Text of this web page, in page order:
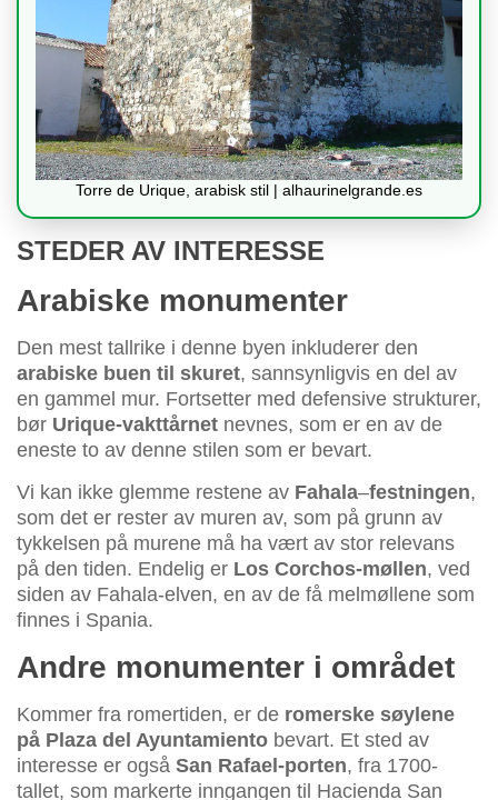
Torre de Urique, arabisk stil | alhaurinelgrande.es
STEDER AV INTERESSE
Arabiske monumenter
Den mest tallrike i denne byen inkluderer den
arabiske buen til skuret, sannsynligvis en del av
en gammel mur. Fortsetter med defensive strukturer,
bør Urique-vakttårnet nevnes, som er en av de
eneste to av denne stilen som er bevart.
Vi kan ikke glemme restene av Fahala–festningen,
som det er rester av muren av, som på grunn av
tykkelsen på murene må ha vært av stor relevans
på den tiden. Endelig er Los Corchos-møllen, ved
siden av Fahala-elven, en av de få melmøllene som
finnes i Spania.
Andre monumenter i området
Kommer fra romertiden, er de romerske søylene
på Plaza del Ayuntamiento bevart. Et sted av
interesse er også San Rafael-porten, fra 1700-
tallet, som markerte inngangen til Hacienda San